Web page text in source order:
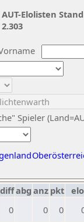
Spieler
AUT-Elolisten
2.303
diffabg anz pkt
0 0 0